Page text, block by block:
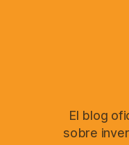
El blog
sobre